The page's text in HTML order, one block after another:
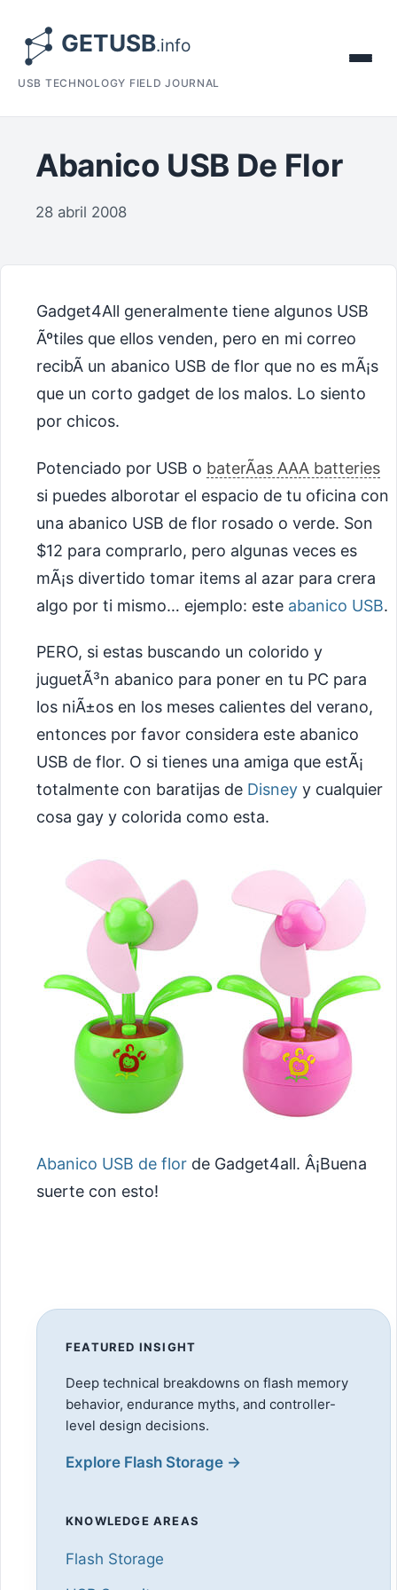
USB TECHNOLOGY FIELD JOURNAL
Abanico USB De Flor
28 abril 2008
Gadget4All generalmente tiene algunos USB
Ãºtiles que ellos venden, pero en mi correo
recibÃ­ un abanico USB de flor que no es mÃ¡s
que un corto gadget de los malos. Lo siento
por chicos.
Potenciado por USB o baterÃ­as AAA batteries
si puedes alborotar el espacio de tu oficina con
una abanico USB de flor rosado o verde. Son
$12 para comprarlo, pero algunas veces es
mÃ¡s divertido tomar items al azar para crera
algo por ti mismo… ejemplo: este abanico USB.
PERO, si estas buscando un colorido y
juguetÃ³n abanico para poner en tu PC para
los niÃ±os en los meses calientes del verano,
entonces por favor considera este abanico
USB de flor. O si tienes una amiga que estÃ¡
totalmente con baratijas de Disney y cualquier
cosa gay y colorida como esta.
Abanico USB de flor de Gadget4all. Â¡Buena
suerte con esto!
FEATURED INSIGHT
Deep technical breakdowns on flash memory
behavior, endurance myths, and controller-
level design decisions.
Explore Flash Storage →
KNOWLEDGE AREAS
Flash Storage